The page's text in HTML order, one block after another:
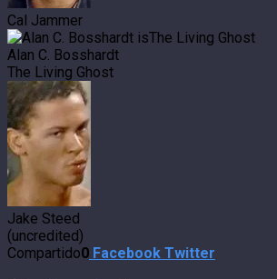
Cal Jammer
Alan C. Bosshardt
The Living Ghost
Jake Steed
(uncredited)
Compartido0 Facebook Twitter